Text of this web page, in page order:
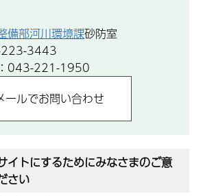
備部河川環境課砂防室
223-3443
043-221-1950
イトにするためにみなさまのご意
さい